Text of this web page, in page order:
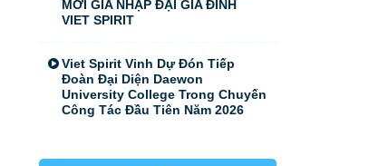
MỚI GIA NHẬP ĐẠI GIA ĐÌNH
VIET SPIRIT
Viet Spirit Vinh Dự Đón Tiếp
Đoàn Đại Diện Daewon
University College Trong Chuyến
Công Tác Đầu Tiên Năm 2026